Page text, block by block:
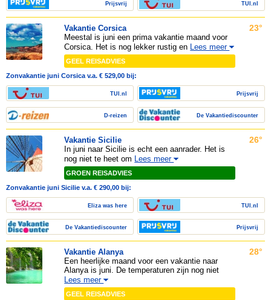
Prijsvrij TUI.nl
Vakantie Corsica
Meestal is juni een prima vakantie maand voor
Corsica. Het is nog lekker rustig en Lees meer
GEEL REISADVIES
23°
Zonvakantie juni Corsica v.a. € 529,00 bij:
TUI.nl
D-reizen
Prijsvrij
De Vakantiediscounter
Vakantie Sicilie
In juni naar Sicilie is echt een aanrader. Het is
nog niet te heet om Lees meer
GROEN REISADVIES
26°
Zonvakantie juni Sicilie v.a. € 290,00 bij:
Eliza was here
De Vakantiediscounter
TUI.nl
Prijsvrij
Vakantie Alanya
Een heerlijke maand voor een vakantie naar
Alanya is juni. De temperaturen zijn nog niet
Lees meer
GEEL REISADVIES
28°